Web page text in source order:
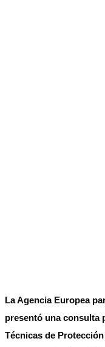
La Agencia Europea
presentó una consulta
Técnicas de